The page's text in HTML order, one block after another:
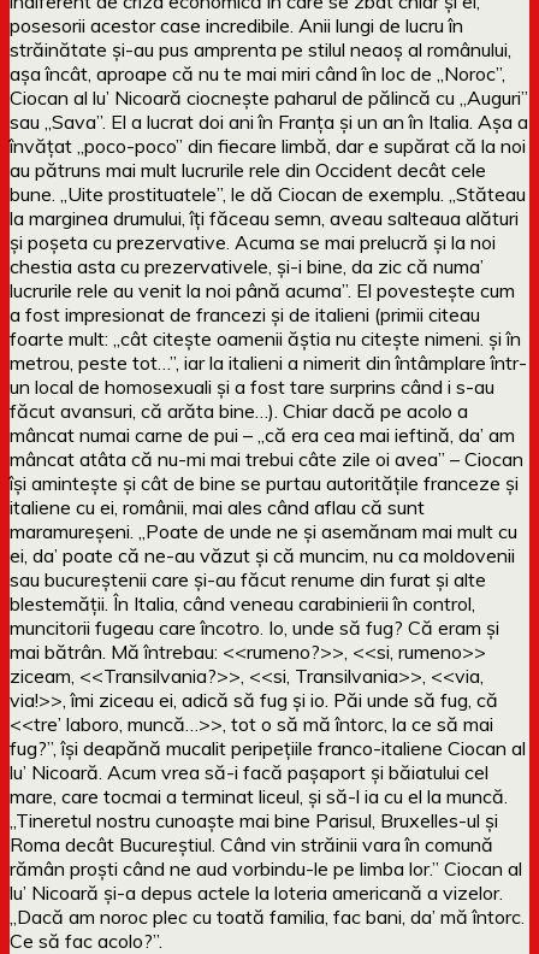
posesorii acestor case incredibile. Anii lungi de lucru în
străinătate și-au pus amprenta pe stilul neaoș al românului,
așa încât, aproape că nu te mai miri când în loc de „Noroc”,
Ciocan al lu’ Nicoară ciocnește paharul de pălincă cu „Auguri”
sau „Sava”. El a lucrat doi ani în Franța și un an în Italia. Așa a
învățat „poco-poco” din fiecare limbă, dar e supărat că la noi
au pătruns mai mult lucrurile rele din Occident decât cele
bune. „Uite prostituatele”, le dă Ciocan de exemplu. „Stăteau
la marginea drumului, îți făceau semn, aveau salteaua alături
și poșeta cu prezervative. Acuma se mai prelucră și la noi
chestia asta cu prezervativele, și-i bine, da zic că numa’
lucrurile rele au venit la noi până acuma”. El povestește cum
a fost impresionat de francezi și de italieni (primii citeau
foarte mult: „cât citește oamenii ăștia nu citește nimeni. și în
metrou, peste tot…”, iar la italieni a nimerit din întâmplare într-
un local de homosexuali și a fost tare surprins când i s-au
făcut avansuri, că arăta bine…). Chiar dacă pe acolo a
mâncat numai carne de pui – „că era cea mai ieftină, da’ am
mâncat atâta că nu-mi mai trebui câte zile oi avea” – Ciocan
își amintește și cât de bine se purtau autoritățile franceze și
italiene cu ei, românii, mai ales când aflau că sunt
maramureșeni. „Poate de unde ne și asemănam mai mult cu
ei, da’ poate că ne-au văzut și că muncim, nu ca moldovenii
sau bucureștenii care și-au făcut renume din furat și alte
blestemății. În Italia, când veneau carabinierii în control,
muncitorii fugeau care încotro. Io, unde să fug? Că eram și
mai bătrân. Mă întrebau: <<rumeno?>>, <<si, rumeno>>
ziceam, <<Transilvania?>>, <<si, Transilvania>>, <<via,
via!>>, îmi ziceau ei, adică să fug și io. Păi unde să fug, că
<<tre’ laboro, muncă…>>, tot o să mă întorc, la ce să mai
fug?”, își deapănă mucalit peripețiile franco-italiene Ciocan al
lu’ Nicoară. Acum vrea să-i facă pașaport și băiatului cel
mare, care tocmai a terminat liceul, și să-l ia cu el la muncă.
„Tineretul nostru cunoaște mai bine Parisul, Bruxelles-ul și
Roma decât Bucureștiul. Când vin străinii vara în comună
rămân proști când ne aud vorbindu-le pe limba lor.” Ciocan al
lu’ Nicoară și-a depus actele la loteria americană a vizelor.
„Dacă am noroc plec cu toată familia, fac bani, da’ mă întorc.
Ce să fac acolo?”.